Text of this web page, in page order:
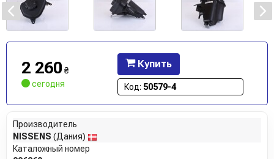
2 260 ₴
сегодня
Купить
Код: 50579-4
Производитель
NISSENS (Дания)
Каталожный номер